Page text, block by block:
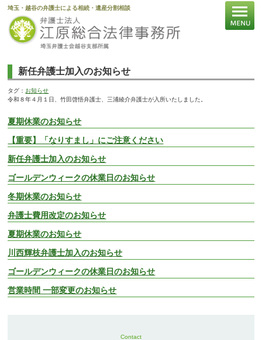
埼玉・越谷の弁護士による相続・遺産分割相談
新任弁護士加入のお知らせ
タグ： お知らせ
令和８年４月１日、竹田啓悟弁護士、三浦綾介弁護士が入所いたしました。
夏期休業のお知らせ
【重要】「なりすまし」にご注意ください
新任弁護士加入のお知らせ
ゴールデンウィークの休業日のお知らせ
冬期休業のお知らせ
弁護士費用改定のお知らせ
夏期休業のお知らせ
川西輝枝弁護士加入のお知らせ
ゴールデンウィークの休業日のお知らせ
営業時間 一部変更のお知らせ
Contact